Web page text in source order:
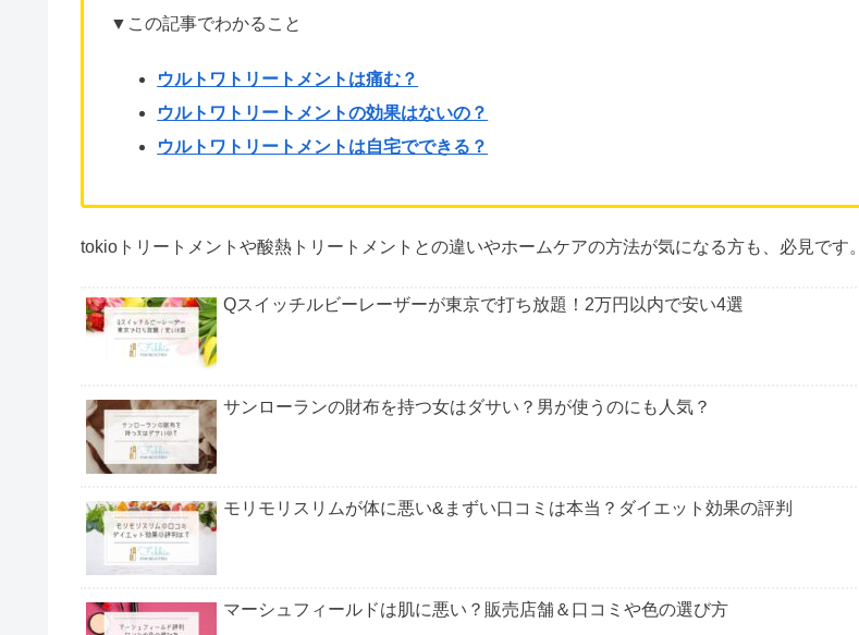
▼この記事でわかること
ウルトワトリートメントは痛む？
ウルトワトリートメントの効果はないの？
ウルトワトリートメントは自宅でできる？
tokioトリートメントや酸熱トリートメントとの違いやホームケアの方法が気になる方も、必見です。
Qスイッチルビーレーザーが東京で打ち放題！2万円以内で安い4選
サンローランの財布を持つ女はダサい？男が使うのにも人気？
モリモリスリムが体に悪い&まずい口コミは本当？ダイエット効果の評判
マーシュフィールドは肌に悪い？販売店舗＆口コミや色の選び方